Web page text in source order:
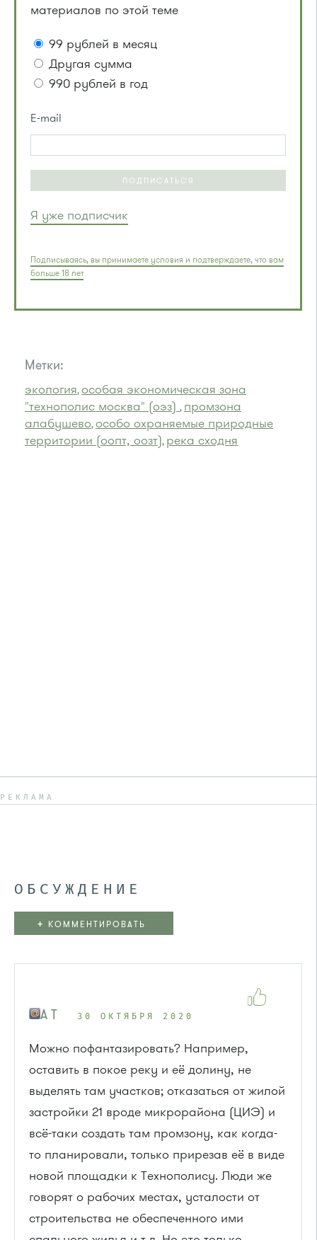
материалов по этой теме
99 рублей в месяц
Другая сумма
990 рублей в год
E-mail
ПОДПИСАТЬСЯ
Я уже подписчик
Подписываясь, вы принимаете условия и подтверждаете, что вам
больше 18 лет
Метки:
экология,особая экономическая зона
"технополис москва" (оэз) , промзона
алабушево,особо охраняемые природные
территории (оопт, оозт), река сходня
РЕКЛАМА
ОБСУЖДЕНИЕ
+ КОММЕНТИРОВАТЬ
A T 30 ОКТЯБРЯ 2020
Можно пофантазировать? Например,
оставить в покое реку и её долину, не
выделять там участков; отказаться от жилой
застройки 21 вроде микрорайона (ЦИЭ) и
всё-таки создать там промзону, как когда-
то планировали, только прирезав её в виде
новой площадки к Технополису. Люди же
говорят о рабочих местах, усталости от
строительства не обеспеченного ими